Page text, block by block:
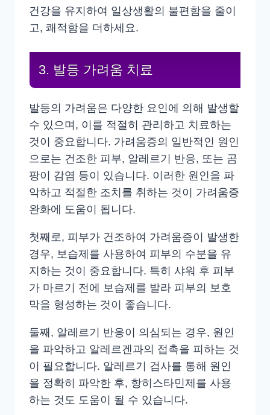
건강을 유지하여 일상생활의 불편함을 줄이
고, 쾌적함을 더하세요.
3. 발등 가려움 치료
발등의 가려움은 다양한 요인에 의해 발생할
수 있으며, 이를 적절히 관리하고 치료하는
것이 중요합니다. 가려움증의 일반적인 원인
으로는 건조한 피부, 알레르기 반응, 또는 곰
팡이 감염 등이 있습니다. 이러한 원인을 파
악하고 적절한 조치를 취하는 것이 가려움증
완화에 도움이 됩니다.
첫째로, 피부가 건조하여 가려움증이 발생한
경우, 보습제를 사용하여 피부의 수분을 유
지하는 것이 중요합니다. 특히 샤워 후 피부
가 마르기 전에 보습제를 발라 피부의 보호
막을 형성하는 것이 좋습니다.
둘째, 알레르기 반응이 의심되는 경우, 원인
을 파악하고 알레르겐과의 접촉을 피하는 것
이 필요합니다. 알레르기 검사를 통해 원인
을 정확히 파악한 후, 항히스타민제를 사용
하는 것도 도움이 될 수 있습니다.